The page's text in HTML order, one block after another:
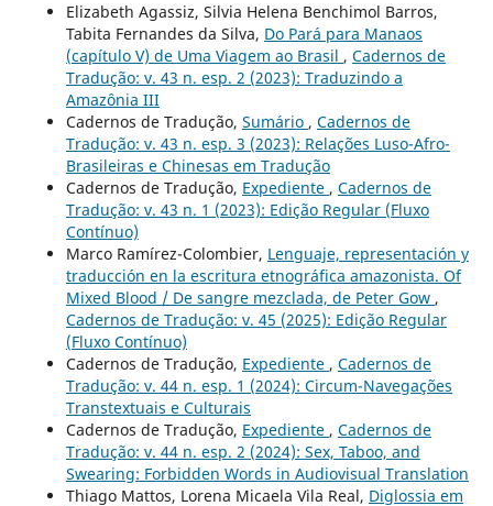
Elizabeth Agassiz, Silvia Helena Benchimol Barros,
Tabita Fernandes da Silva, Do Pará para Manaos
(capítulo V) de Uma Viagem ao Brasil , Cadernos de
Tradução: v. 43 n. esp. 2 (2023): Traduzindo a
Amazônia III
Cadernos de Tradução, Sumário , Cadernos de
Tradução: v. 43 n. esp. 3 (2023): Relações Luso-Afro-
Brasileiras e Chinesas em Tradução
Cadernos de Tradução, Expediente , Cadernos de
Tradução: v. 43 n. 1 (2023): Edição Regular (Fluxo
Contínuo)
Marco Ramírez-Colombier, Lenguaje, representación y
traducción en la escritura etnográfica amazonista. Of
Mixed Blood / De sangre mezclada, de Peter Gow ,
Cadernos de Tradução: v. 45 (2025): Edição Regular
(Fluxo Contínuo)
Cadernos de Tradução, Expediente , Cadernos de
Tradução: v. 44 n. esp. 1 (2024): Circum-Navegações
Transtextuais e Culturais
Cadernos de Tradução, Expediente , Cadernos de
Tradução: v. 44 n. esp. 2 (2024): Sex, Taboo, and
Swearing: Forbidden Words in Audiovisual Translation
Thiago Mattos, Lorena Micaela Vila Real, Diglossia em